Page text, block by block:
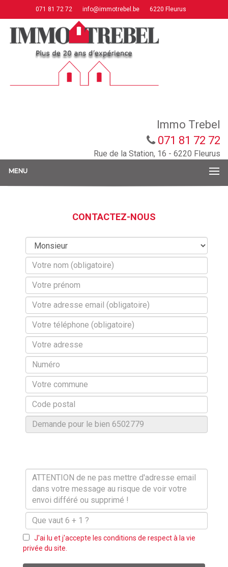
071 81 72 72 info@immotrebel.be 6220 Fleurus
Immo Trebel
071 81 72 72
Rue de la Station, 16 - 6220 Fleurus
MENU
CONTACTEZ-NOUS
J'ai lu et j'accepte les conditions de respect à la vie
privée du site.